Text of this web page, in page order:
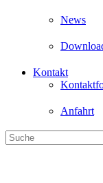
News
Kontakt
Anfahrt